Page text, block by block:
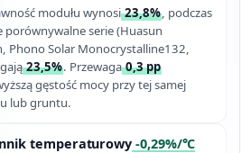
modułu wynosi23,8%, podczas
porównywalne serie (Huasun
Phono Solar Monocrystalline132,
23,5%. Przewaga0,3 pp
gęstość mocy przy tej samej
lub gruntu.
temperaturowy -0,29%/°C